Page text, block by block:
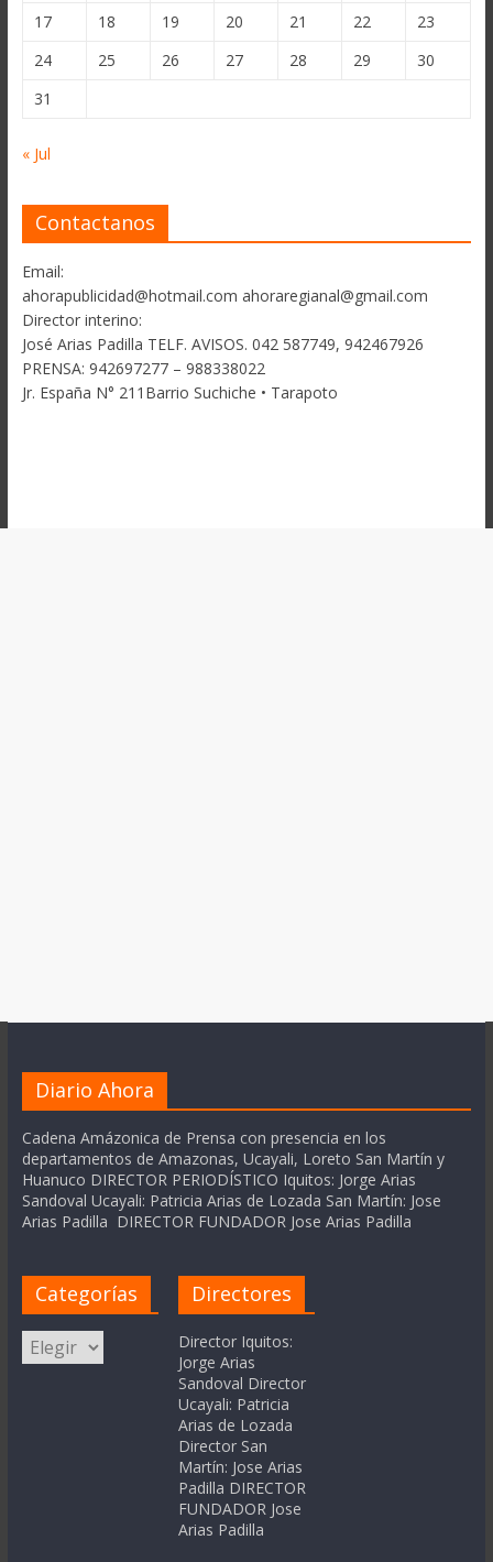
17
18 19 20 21 22
23
24
25 26 27 28 29
30
31
« Jul
Contactanos
Email:
ahorapublicidad@hotmail.com ahoraregianal@gmail.com
Director interino:
José Arias Padilla TELF. AVISOS. 042 587749, 942467926
PRENSA: 942697277 – 988338022
Jr. España N° 211Barrio Suchiche • Tarapoto
Diario Ahora
Cadena Amázonica de Prensa con presencia en los
departamentos de Amazonas, Ucayali, Loreto San Martín y
Huanuco DIRECTOR PERIODÍSTICO Iquitos: Jorge Arias
Sandoval Ucayali: Patricia Arias de Lozada San Martín: Jose
Arias Padilla DIRECTOR FUNDADOR Jose Arias Padilla
Categorías
Categorías
Directores
Director Iquitos:
Jorge Arias
Sandoval Director
Ucayali: Patricia
Arias de Lozada
Director San
Martín: Jose Arias
Padilla DIRECTOR
FUNDADOR Jose
Arias Padilla